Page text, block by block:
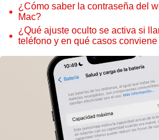
¿Cómo saber la contraseña del
Mac?
¿Qué ajuste oculto se activa si
teléfono y en qué casos